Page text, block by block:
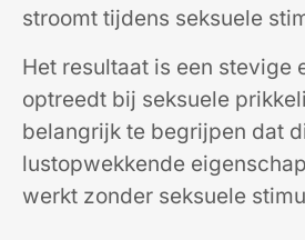
stroomt tijdens seksuele
Het resultaat is een stevige
optreedt bij seksuele
belangrijk te begrijpen dat
lustopwekkende
werkt zonder seksuele